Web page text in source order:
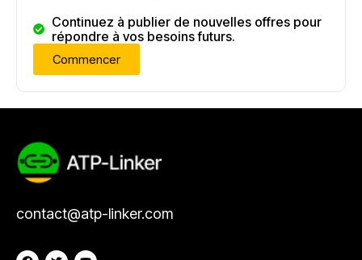
Continuez à publier de nouvelles offres pour
répondre à vos besoins futurs.
Commencer
contact@atp-linker.com